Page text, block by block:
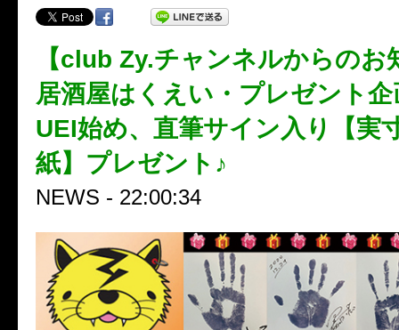
【club Zy.チャンネルからのお
居酒屋はくえい・プレゼント
UEI始め、直筆サイン入り【実
紙】プレゼント♪
NEWS - 22:00:34